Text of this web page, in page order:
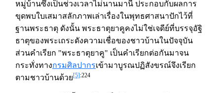
หมู่บ้านซึ่งเป็นช่วงเวลาไม่นานมานี้ ประกอบกับผลการ
ขุดพบใบเสมาสลักภาพเล่าเรื่องในพุทธศาสนาปักไว้ที่
ฐานพระธาตุ ดังนั้น พระธาตุยาคูคงไม่ใช่เจดีย์ที่บรรจุอัฐิ
ธาตุของพระเถระดังความเชื่อของชาวบ้านในปัจจุบัน
ส่วนคำเรียก "พระธาตุยาคู" เป็นคำเรียกต่อกันมาจน
กระทั่งทางกรมศิลปากรเข้ามาบูรณปฏิสังขรณ์จึงเรียก
ตามชาวบ้านด้วย[5]:224